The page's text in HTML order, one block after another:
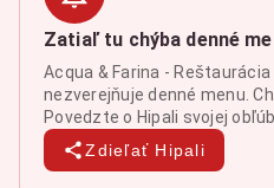
Zatiaľ tu chýba denné
Acqua & Farina -
nezverejňuje denné menu.
Povedzte o Hipali svojej
Zdieľať Hipali